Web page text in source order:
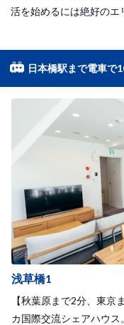
活を始めるには絶好のエ
日本橋駅まで電車で
浅草橋1
【秋葉原まで2分、東
カ国際交流シェアハウ